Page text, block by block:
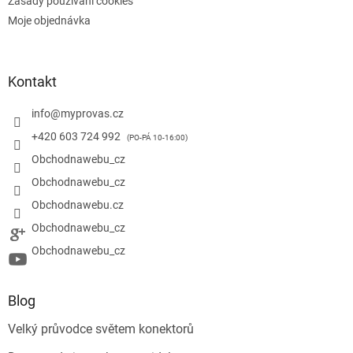
Moje objednávka
Kontakt
info@myprovas.cz
+420 603 724 992
Obchodnawebu_cz
Obchodnawebu_cz
Obchodnawebu.cz
Obchodnawebu_cz
Obchodnawebu_cz
Blog
Velký průvodce světem konektorů